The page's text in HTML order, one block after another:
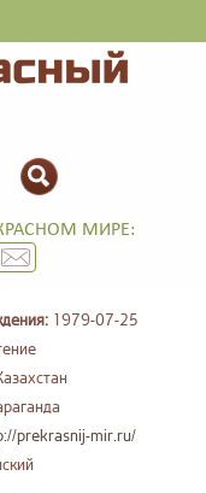
МИРЕ:
1979-07-25
prekrasnij-mir.ru/